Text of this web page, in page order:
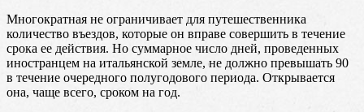
Многократная не ограничивает для путешественника
количество въездов, которые он вправе совершить в течение
срока ее действия. Но суммарное число дней, проведенных
иностранцем на итальянской земле, не должно превышать 90
в течение очередного полугодового периода. Открывается
она, чаще всего, сроком на год.